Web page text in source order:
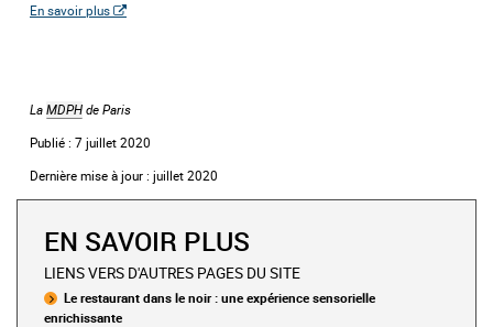
En savoir plus
La MDPH de Paris
Publié : 7 juillet 2020
Dernière mise à jour : juillet 2020
EN SAVOIR PLUS
LIENS VERS D'AUTRES PAGES DU SITE
Le restaurant dans le noir : une expérience sensorielle
enrichissante